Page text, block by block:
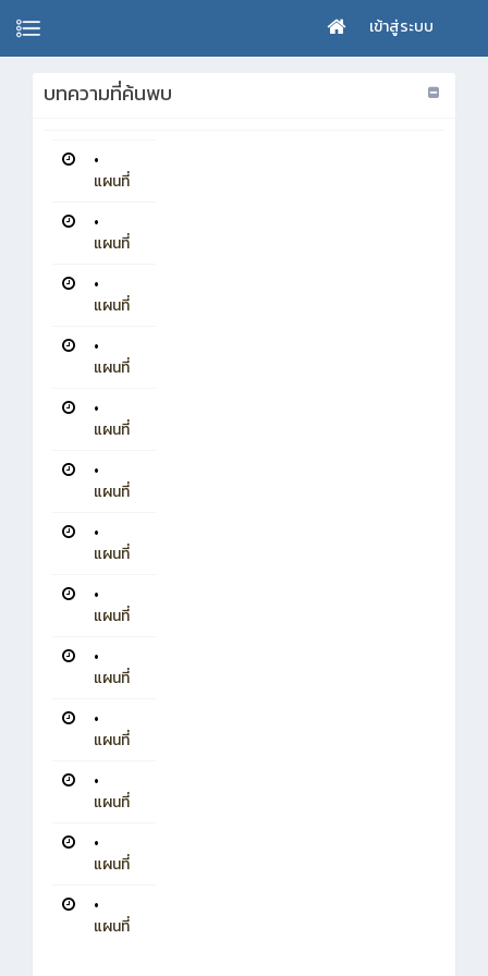
เข้าสู่ระบบ
บทความที่ค้นพบ
•
แผนที่
•
แผนที่
•
แผนที่
•
แผนที่
•
แผนที่
•
แผนที่
•
แผนที่
•
แผนที่
•
แผนที่
•
แผนที่
•
แผนที่
•
แผนที่
•
แผนที่